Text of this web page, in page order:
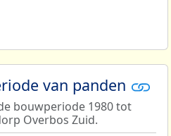
van panden
bouwperiode 1980 tot
Overbos Zuid.